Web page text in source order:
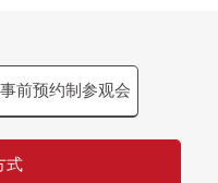
的买房到出售，支
产的概要。
事前预约制参观会
式